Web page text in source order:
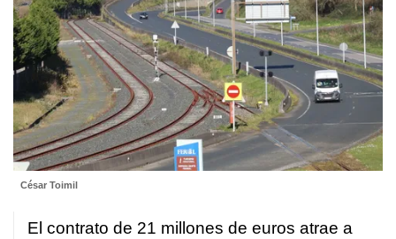
César Toimil
El contrato de 21 millones de euros atrae a